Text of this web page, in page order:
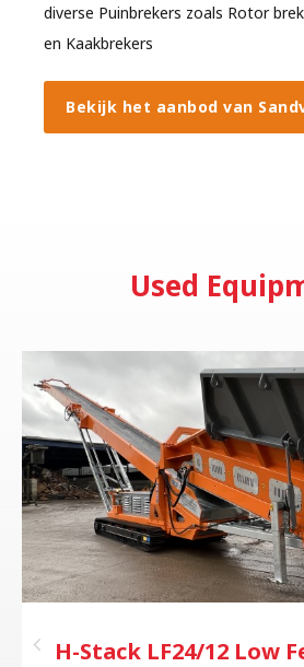
diverse Puinbrekers zoals Rotor
en Kaakbrekers
Bekijk het aanbod van
Used
H-Stack LF24/12 Low